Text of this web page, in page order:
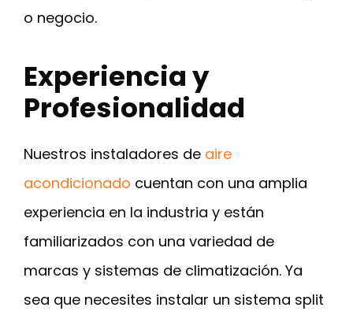
o negocio.
Experiencia y
Profesionalidad
Nuestros instaladores de aire
acondicionado cuentan con una amplia
experiencia en la industria y están
familiarizados con una variedad de
marcas y sistemas de climatización. Ya
sea que necesites instalar un sistema split